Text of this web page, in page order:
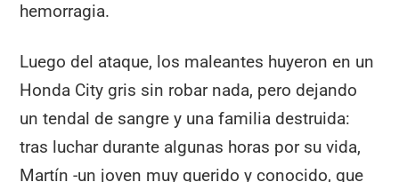
hemorragia.
Luego del ataque, los maleantes huyeron en un
Honda City gris sin robar nada, pero dejando
un tendal de sangre y una familia destruida:
tras luchar durante algunas horas por su vida,
Martín -un joven muy querido y conocido, que